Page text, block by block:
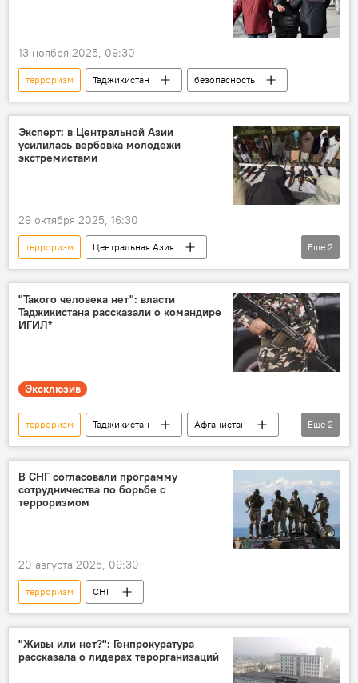
13 ноября 2025, 09:30
терроризм Таджикистан безопасность
Эксперт: в Центральной Азии
усилилась вербовка молодежи
экстремистами
29 октября 2025, 16:30
терроризм
Центральная Азия
Таджикистан
Мир
Еще 2
"Такого человека нет": власти
Таджикистана рассказали о командире
ИГИЛ*
Эксклюзив
терроризм Таджикистан
Афганистан
Пакистан
ИГИЛ
Еще 2
В СНГ согласовали программу
сотрудничества по борьбе с
терроризмом
20 августа 2025, 09:30
терроризм СНГ
"Живы или нет?": Генпрокуратура
рассказала о лидерах терорганизаций